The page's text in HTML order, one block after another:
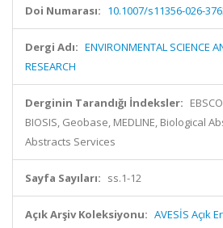
Doi Numarası: 10.1007/s11356-026-
Dergi Adı: ENVIRONMENTAL SCIENCE
RESEARCH
Derginin Tarandığı İndeksler:
BIOSIS, Geobase, MEDLINE, Biological
Abstracts Services
Sayfa Sayıları: ss.1-12
Açık Arşiv Koleksiyonu: AVESİS Açık